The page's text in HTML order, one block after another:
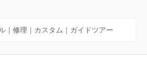
｜修理｜カスタム｜ガイドツアー